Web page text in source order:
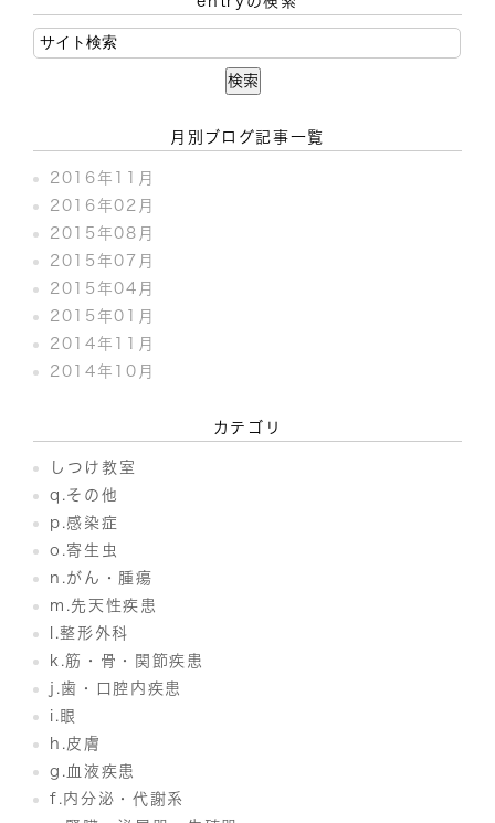
月別ブログ記事一覧
2016年11月
2016年02月
2015年08月
2015年07月
2015年04月
2015年01月
2014年11月
2014年10月
カテゴリ
しつけ教室
q.その他
p.感染症
o.寄生虫
n.がん・腫瘍
m.先天性疾患
l.整形外科
k.筋・骨・関節疾患
j.歯・口腔内疾患
i.眼
h.皮膚
g.血液疾患
f.内分泌・代謝系